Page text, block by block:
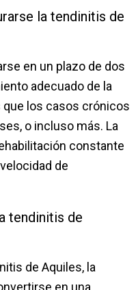
la tendinitis de
en un plazo de dos
adecuado de la
los casos crónicos
o incluso más. La
constante
de
tendinitis de
de Aquiles, la
en una